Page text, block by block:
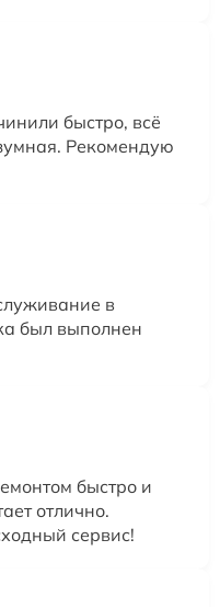
быстро, всё
Рекомендую
в
был выполнен
быстро и
отлично.
сервис!